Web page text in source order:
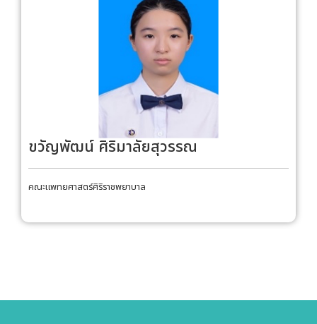
ขวัญพัฒน์ ศิริมาลัยสุวรรณ
คณะแพทยศาสตร์ศิริราชพยาบาล